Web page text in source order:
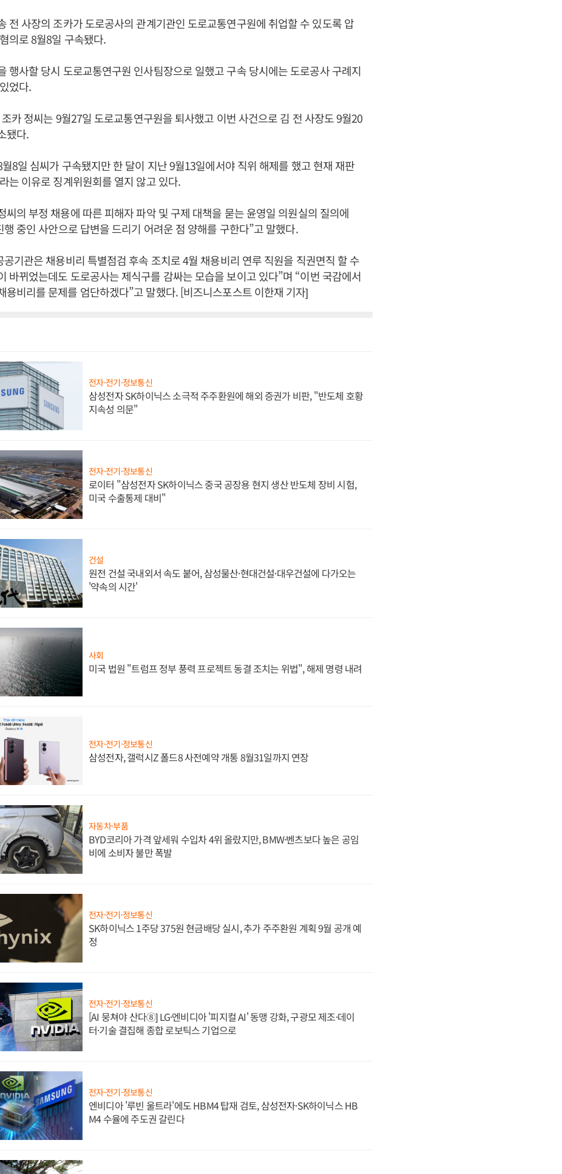
전 사장의 조카가 도로공사의 관계기관인 도로교통연구원에 취업할 수 있도록 압
의로 8월8일 구속됐다.
행사할 당시 도로교통연구원 인사팀장으로 일했고 구속 당시에는 도로공사 구례지
었다.
카 정씨는 9월27일 도로교통연구원을 퇴사했고 이번 사건으로 김 전 사장도 9월20
됐다.
8일 심씨가 구속됐지만 한 달이 지난 9월13일에서야 직위 해제를 했고 현재 재판
는 이유로 징계위원회를 열지 않고 있다.
씨의 부정 채용에 따른 피해자 파악 및 구제 대책을 묻는 윤영일 의원실의 질의에
행 중인 사안으로 답변을 드리기 어려운 점 양해를 구한다”고 말했다.
공기관은 채용비리 특별점검 후속 조치로 4월 채용비리 연루 직원을 직권면직 할 수
바뀌었는데도 도로공사는 제식구를 감싸는 모습을 보이고 있다”며 “이번 국감에서
용비리를 문제를 엄단하겠다”고 말했다. [비즈니스포스트 이한재 기자]
전자·전기·정보통신
삼성전자 SK하이닉스 소극적 주주환원에 해외 증권가 비판, "반도체 호황
지속성 의문"
전자·전기·정보통신
로이터 "삼성전자 SK하이닉스 중국 공장용 현지 생산 반도체 장비 시험,
미국 수출통제 대비"
건설
원전 건설 국내외서 속도 붙어, 삼성물산·현대건설·대우건설에 다가오는
'약속의 시간'
사회
미국 법원 "트럼프 정부 풍력 프로젝트 동결 조치는 위법", 해제 명령 내려
전자·전기·정보통신
삼성전자, 갤럭시Z 폴드8 사전예약 개통 8월31일까지 연장
자동차·부품
BYD코리아 가격 앞세워 수입차 4위 올랐지만, BMW·벤츠보다 높은 공임
비에 소비자 불만 폭발
전자·전기·정보통신
SK하이닉스 1주당 375원 현금배당 실시, 추가 주주환원 계획 9월 공개 예
정
전자·전기·정보통신
[AI 뭉쳐야 산다⑧] LG·엔비디아 '피지컬 AI' 동맹 강화, 구광모 제조·데이
터·기술 결집해 종합 로보틱스 기업으로
전자·전기·정보통신
엔비디아 '루빈 울트라'에도 HBM4 탑재 검토, 삼성전자·SK하이닉스 HB
M4 수율에 주도권 갈린다